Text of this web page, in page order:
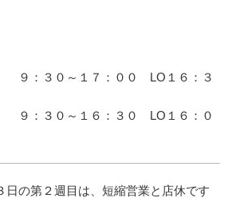
９：３０～１７：００ LO１６：３
３０～１６：３０ LO１６：０
日の第２週目は、短縮営業と店休です